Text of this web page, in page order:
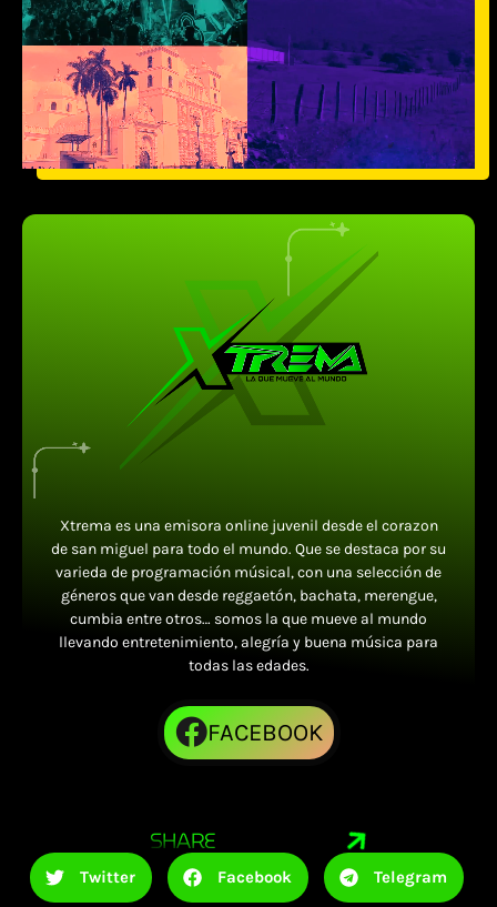
Xtrema es una emisora online juvenil desde el corazon
de san miguel para todo el mundo. Que se destaca por su
varieda de programación músical, con una selección de
géneros que van desde reggaetón, bachata, merengue,
cumbia entre otros… somos la que mueve al mundo
llevando entretenimiento, alegría y buena música para
todas las edades.
FACEBOOK
SHARE
Twitter Facebook Telegram